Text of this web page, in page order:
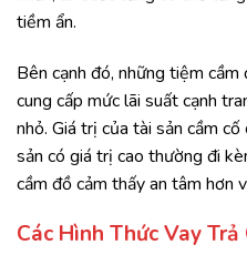
tiềm ẩn.
Bên cạnh đó, những tiệm
cung cấp mức lãi suất cạnh
nhỏ. Giá trị của tài sản cầm
sản có giá trị cao thường đi
cầm đồ cảm thấy an tâm hơn
Các Hình Thức Vay Trả